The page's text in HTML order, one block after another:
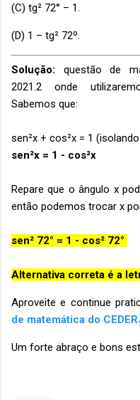
(C) tg² 72° – 1.
(D) 1 – tg² 72º.
Solução: questão de
2021.2 onde
Sabemos que:
sen²x + cos²x = 1
sen²x = 1 - cos²x
Repare que o ângulo x
então podemos trocar x
sen² 72° = 1 - cos² 72°
Alternativa correta é a
Aproveite e continue
de matemática do
Um forte abraço e bons